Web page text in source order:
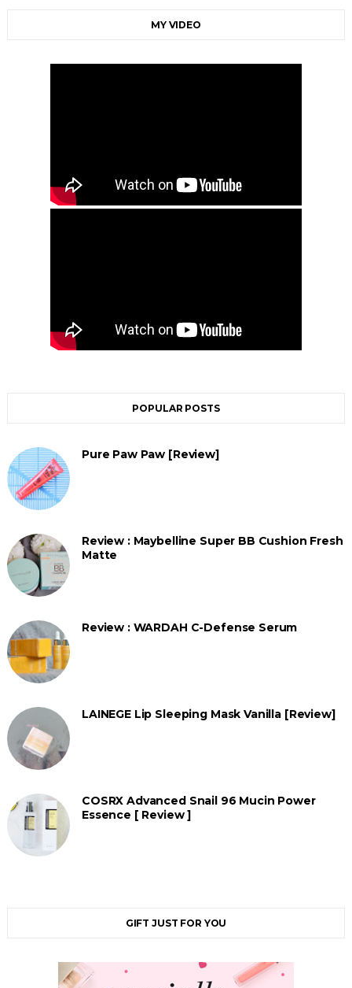
MY VIDEO
POPULAR POSTS
Pure Paw Paw [Review]
Review : Maybelline Super BB Cushion Fresh
Matte
Review : WARDAH C-Defense Serum
LAINEGE Lip Sleeping Mask Vanilla [Review]
COSRX Advanced Snail 96 Mucin Power
Essence [ Review ]
GIFT JUST FOR YOU